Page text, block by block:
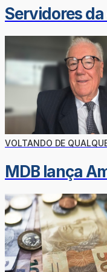
Servidores
VOLTANDO DE
MDB lança